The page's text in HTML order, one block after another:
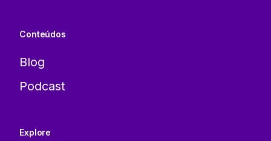
Conteúdos
Blog
Podcast
Explore